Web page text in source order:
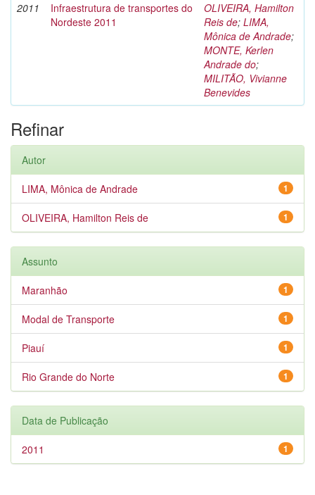
2011
Infraestrutura de transportes do
Nordeste 2011
OLIVEIRA, Hamilton
Reis de; LIMA,
Mônica de Andrade;
MONTE, Kerlen
Andrade do;
MILITÃO, Vivianne
Benevides
Refinar
Autor
1
LIMA, Mônica de Andrade
1
OLIVEIRA, Hamilton Reis de
Assunto
1
Maranhão
1
Modal de Transporte
1
Piauí
1
Rio Grande do Norte
Data de Publicação
1
2011